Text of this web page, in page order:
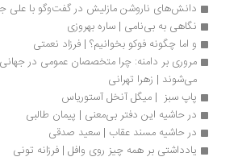
دانش‌های ناروشن مازلیش در گفت‌و‌گو با علی جوادزاده
نگاهی به بی‌نامی | ساره بهروزی
و اما چگونه فوکو بخوانیم؟ | فرزاد نعمتی
می‌شوند | زهرا تهرانی
پاپ سبز  | میگل آنخل آستوریاس
در حاشیه این دفتر بی‌معنی | پیمان طالبی
در حاشیه مسند عقاب | سعید صدقی
یادداشتی بر همه ‌چیز روی وافل | فرزانه تونی